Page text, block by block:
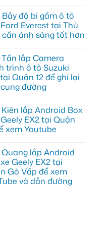
độ bi gầm ô tô
Everest tại Thủ
ánh sáng tốt hơn
lắp Camera
trình ô tô Suzuki
Quận 12 để ghi lại
đường
lắp Android Box
EX2 tại Quận
xem Youtube
lắp Android
Geely EX2 tại
Gò Vấp để xem
và dẫn đường